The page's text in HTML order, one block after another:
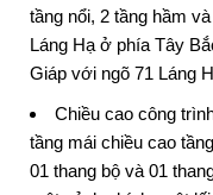
tầng nổi, 2 tầng hầm
Láng Hạ ở phía Tây
Giáp với ngõ 71 Láng
Chiều cao công
tầng mái chiều cao
01 thang bộ và 01